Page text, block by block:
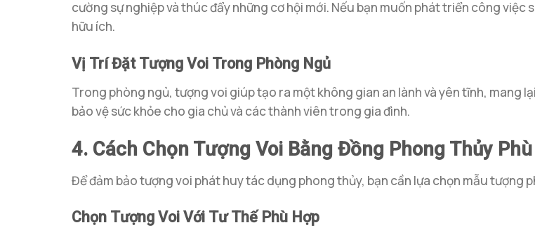
cường sự nghiệp và thúc đẩy những cơ hội mới. Nếu bạn muốn phát triển công
hữu ích.
Vị Trí Đặt Tượng Voi Trong Phòng Ngủ
Trong phòng ngủ, tượng voi giúp tạo ra một không gian an lành và yên tĩnh, mang
bảo vệ sức khỏe cho gia chủ và các thành viên trong gia đình.
4. Cách Chọn Tượng Voi Bằng Đồng Phong Thủy
Để đảm bảo tượng voi phát huy tác dụng phong thủy, bạn cần lựa chọn mẫu tượng
Chọn Tượng Voi Với Tư Thế Phù Hợp